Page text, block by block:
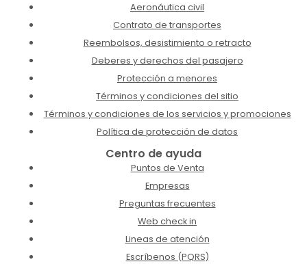
Aeronáutica civil
Contrato de transportes
Reembolsos, desistimiento o retracto
Deberes y derechos del pasajero
Protección a menores
Términos y condiciones del sitio
Términos y condiciones de los servicios y promociones
Política de protección de datos
Centro de ayuda
Puntos de Venta
Empresas
Preguntas frecuentes
Web check in
Lineas de atención
Escríbenos (PQRS)